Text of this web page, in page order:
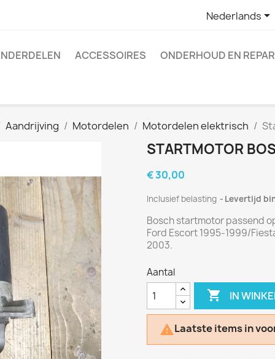
Nederlands
ACCESSOIRES ONDERHOUD EN
Aandrijving Motordelen Motordelen elektrisch
STARTMOTOR
€ 30,00
Inclusief belasting Levertijd
Bosch startmotor passend
Ford Escort 1995-1999/
2003.
Aantal
 IN
Laatste items in